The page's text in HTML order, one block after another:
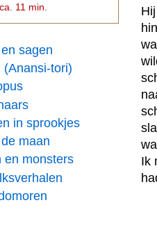
11 min.
sagen
tori)
in sprookjes
maan
en monsters
Ik